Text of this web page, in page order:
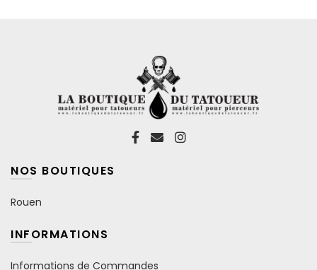
NOS BOUTIQUES
Rouen
INFORMATIONS
Informations de Commandes